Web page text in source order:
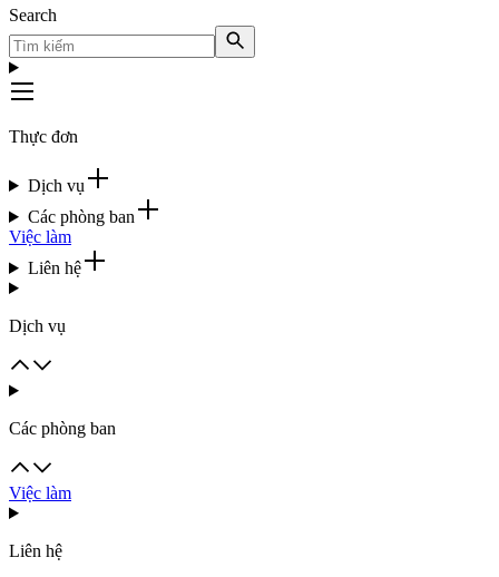
Search
Thực đơn
Dịch vụ
Các phòng ban
Việc làm
Liên hệ
Dịch vụ
Các phòng ban
Việc làm
Liên hệ